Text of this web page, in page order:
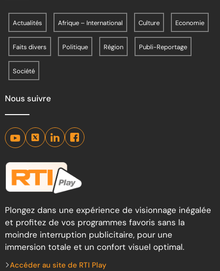
Actualités Afrique – International Culture Economie
Faits divers Politique Région Publi-Reportage
Société
Nous suivre
Plongez dans une expérience de visionnage inégalée
et profitez de vos programmes favoris sans la
moindre interruption publicitaire, pour une
immersion totale et un confort visuel optimal.
Accéder au site de RTI Play